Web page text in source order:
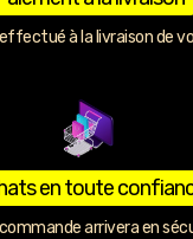
à la livraison de
en toute
arrivera en